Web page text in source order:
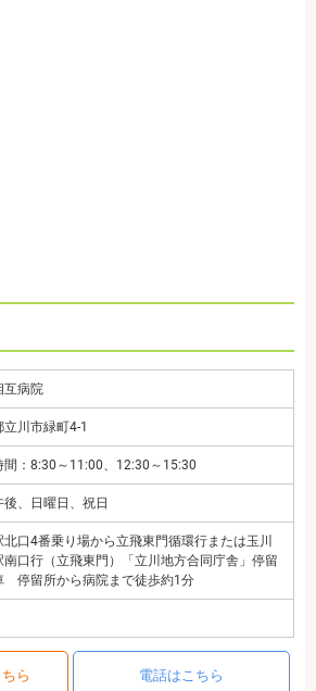
互病院
川市緑町4-1
間：8:30～11:00、12:30～15:30
後、日曜日、祝日
北口4番乗り場から立飛東門循環行または玉川
南口行（立飛東門）「立川地方合同庁舎」停留
停留所から病院まで徒歩約1分
ら 電話はこちら